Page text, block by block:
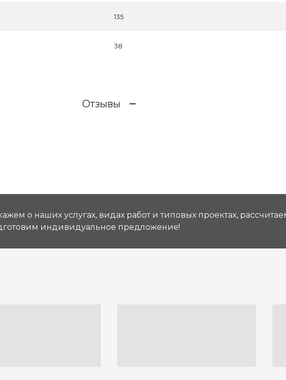
135
38
Отзывы
о наших услугах, видах работ и типовых проектах,
индивидуальное предложение!